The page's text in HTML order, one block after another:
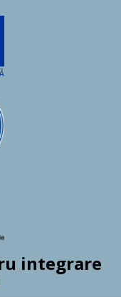
integrare